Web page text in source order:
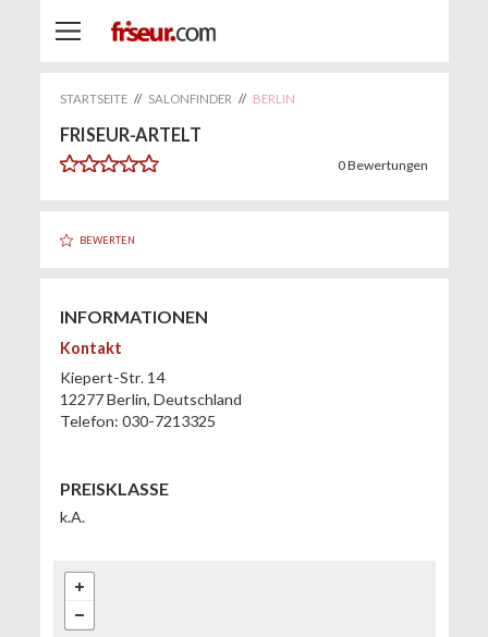
STARTSEITE // SALONFINDER // BERLIN
FRISEUR-ARTELT
0Bewertungen
BEWERTEN
INFORMATIONEN
Kontakt
Kiepert-Str. 14
12277Berlin, Deutschland
Telefon: 030-7213325
PREISKLASSE
k.A.